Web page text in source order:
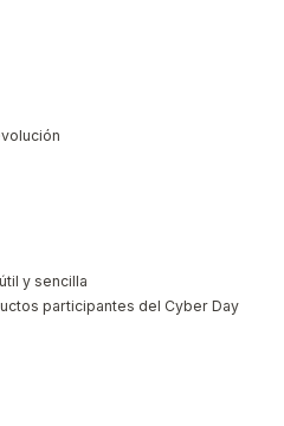
y sencilla
participantes del Cyber Day